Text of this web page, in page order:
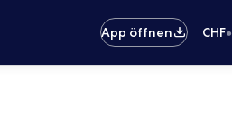
App öffnen
CHF•